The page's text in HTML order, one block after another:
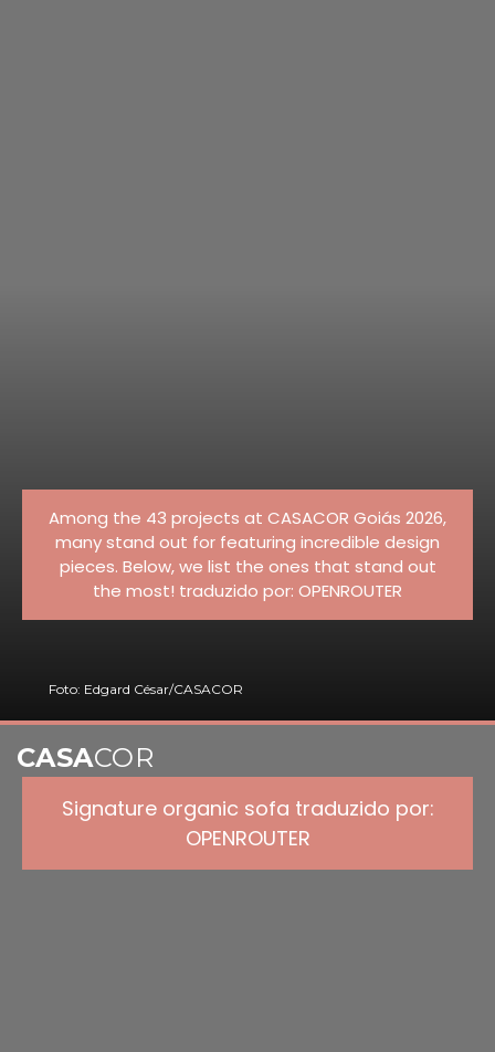
Among the 43 projects at CASACOR Goiás 2026,
many stand out for featuring incredible design
pieces. Below, we list the ones that stand out
the most! traduzido por: OPENROUTER
Foto: Edgard César/CASACOR
Signature organic sofa traduzido por:
OPENROUTER
CASACOR